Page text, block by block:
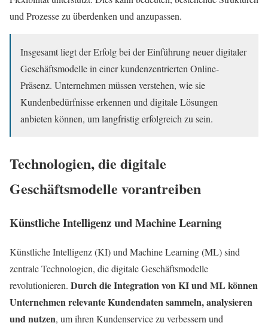
und Prozesse zu überdenken und anzupassen.
Insgesamt liegt der Erfolg bei der Einführung neuer digitaler
Geschäftsmodelle in einer kundenzentrierten Online-
Präsenz. Unternehmen müssen verstehen, wie sie
Kundenbedürfnisse erkennen und digitale Lösungen
anbieten können, um langfristig erfolgreich zu sein.
Technologien, die digitale
Geschäftsmodelle vorantreiben
Künstliche Intelligenz und Machine Learning
Künstliche Intelligenz (KI) und Machine Learning (ML) sind
zentrale Technologien, die digitale Geschäftsmodelle
revolutionieren. Durch die Integration von KI und ML können
Unternehmen relevante Kundendaten sammeln, analysieren
und nutzen, um ihren Kundenservice zu verbessern und